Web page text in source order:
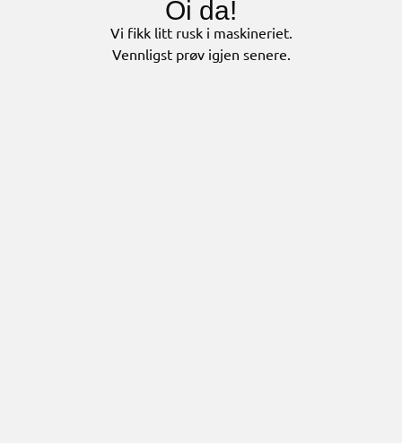
Oi da!
Vi fikk litt rusk i maskineriet.
Vennligst prøv igjen senere.